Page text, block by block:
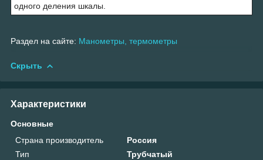
одного деления шкалы.
Раздел на сайте: Манометры, термометры
Скрыть
Характеристики
Основные
Страна производитель
Россия
Тип
Трубчатый